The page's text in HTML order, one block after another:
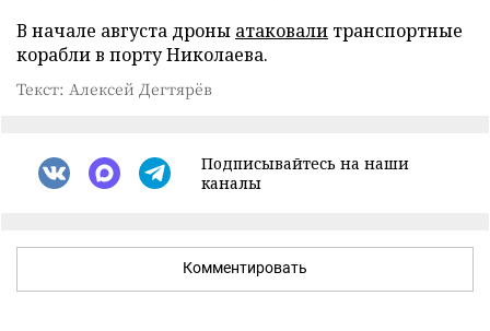
В начале августа дроны атаковали транспортные
корабли в порту Николаева.
Текст: Алексей Дегтярёв
Подписывайтесь на наши
каналы
Комментировать